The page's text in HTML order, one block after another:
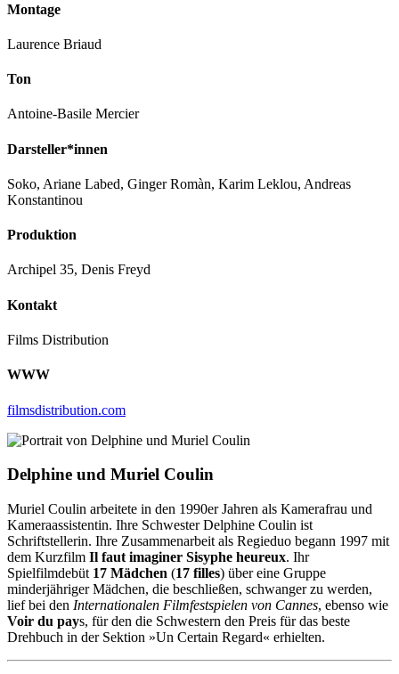
Montage
Laurence Briaud
Ton
Antoine-Basile Mercier
Darsteller*innen
Soko, Ariane Labed, Ginger Romàn, Karim Leklou, Andreas
Konstantinou
Produktion
Archipel 35, Denis Freyd
Kontakt
Films Distribution
WWW
filmsdistribution.com
Delphine und Muriel Coulin
Muriel Coulin arbeitete in den 1990er Jahren als Kamerafrau und
Kameraassistentin. Ihre Schwester Delphine Coulin ist
Schriftstellerin. Ihre Zusammenarbeit als Regieduo begann 1997 mit
dem Kurzfilm Il faut imaginer Sisyphe heureux. Ihr
Spielfilmdebüt 17 Mädchen (17 filles) über eine Gruppe
minderjähriger Mädchen, die beschließen, schwanger zu werden,
lief bei den Internationalen Filmfestspielen von Cannes, ebenso wie
Voir du pays, für den die Schwestern den Preis für das beste
Drehbuch in der Sektion »Un Certain Regard« erhielten.